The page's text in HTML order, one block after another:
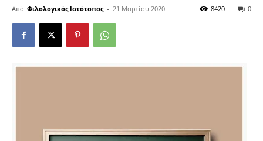
Από Φιλολογικός Ιστότοπος - 21 Μαρτίου 2020 0
8420